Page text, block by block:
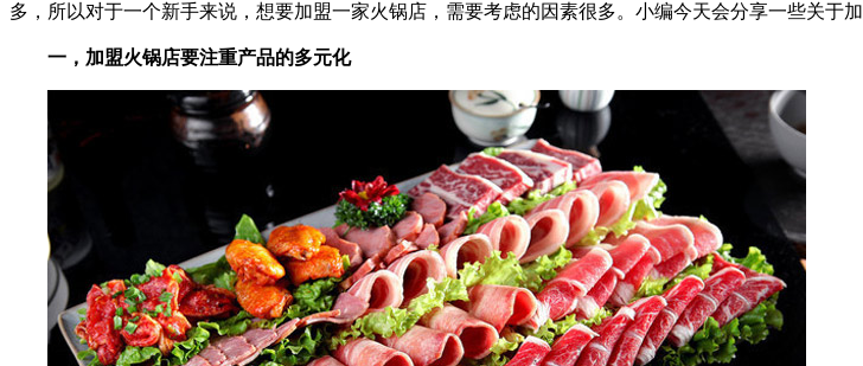
多，所以对于一个新手来说，想要加盟一家火锅店，需要考虑的因素很多。小编今天会分享一些关于
一，加盟火锅店要注重产品的多元化